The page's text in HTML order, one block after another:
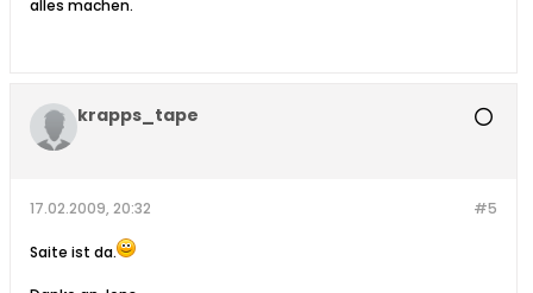
alles machen.
krapps_tape
#5
17.02.2009, 20:32
Saite ist da.